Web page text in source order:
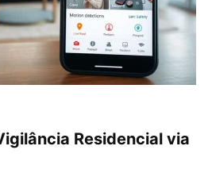
Residencial via